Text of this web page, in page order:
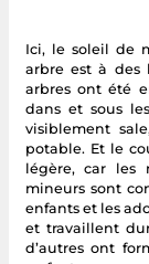
Ici, le soleil de
arbre est à des
arbres ont été
dans et sous
visiblement
potable. Et le
légère, car les
mineurs sont
enfants et les
et travaillent
d’autres ont